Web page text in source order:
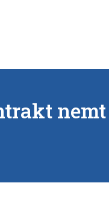
nemt